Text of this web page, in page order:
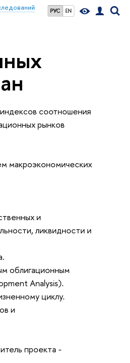
РУС EN
соотношения
рынков
макроэкономических
и
ликвидности и
облигационным
Analysis).
циклу.
и
проекта -